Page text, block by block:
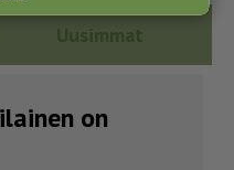
Uusimmat
on